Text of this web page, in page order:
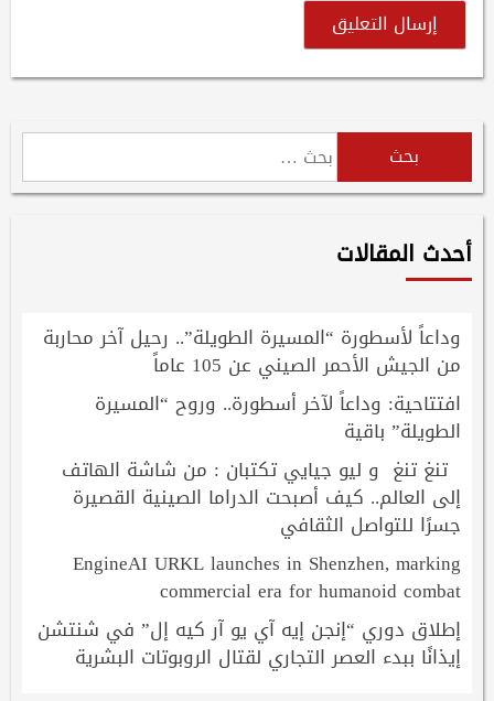
البحث
عن:
أحدث المقالات
وداعاً لأسطورة “المسيرة الطويلة”.. رحيل آخر محاربة
من الجيش الأحمر الصيني عن 105 عاماً
افتتاحية: وداعاً لآخر أسطورة.. وروح “المسيرة
الطويلة” باقية
تنغ تنغ و ليو جيايي تكتبان : من شاشة الهاتف
إلى العالم.. كيف أصبحت الدراما الصينية القصيرة
جسرًا للتواصل الثقافي
EngineAI URKL launches in Shenzhen, marking
commercial era for humanoid combat
إطلاق دوري “إنجن إيه آي يو آر كيه إل” في شنتشن
إيذانًا ببدء العصر التجاري لقتال الروبوتات البشرية